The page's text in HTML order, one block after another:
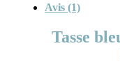
Avis (1)
Tasse